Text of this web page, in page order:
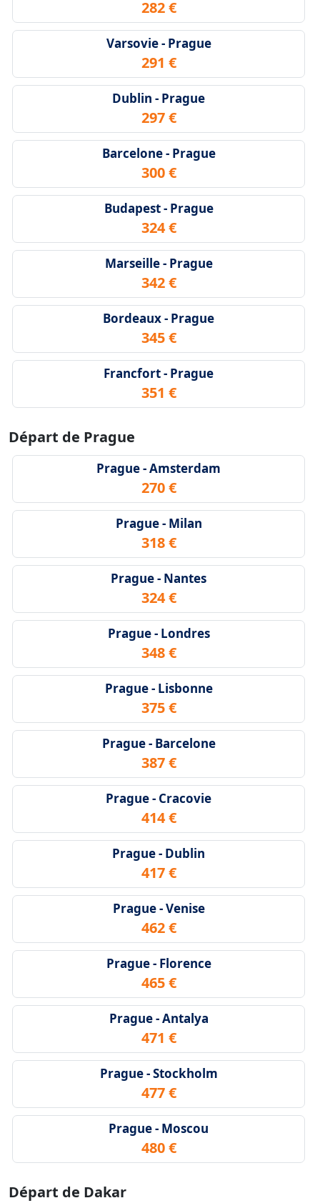
282 €
Varsovie - Prague
291 €
Dublin - Prague
297 €
Barcelone - Prague
300 €
Budapest - Prague
324 €
Marseille - Prague
342 €
Bordeaux - Prague
345 €
Francfort - Prague
351 €
Départ de Prague
Prague - Amsterdam
270 €
Prague - Milan
318 €
Prague - Nantes
324 €
Prague - Londres
348 €
Prague - Lisbonne
375 €
Prague - Barcelone
387 €
Prague - Cracovie
414 €
Prague - Dublin
417 €
Prague - Venise
462 €
Prague - Florence
465 €
Prague - Antalya
471 €
Prague - Stockholm
477 €
Prague - Moscou
480 €
Départ de Dakar